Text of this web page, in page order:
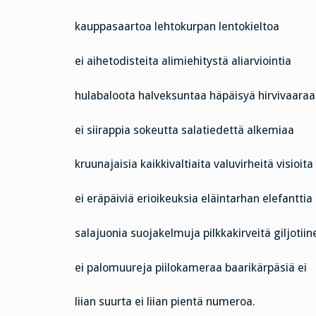
kauppasaartoa lehtokurpan lentokieltoa
ei aihetodisteita alimiehitystä aliarviointia
hulabaloota halveksuntaa häpäisyä hirvivaaraa
ei siirappia sokeutta salatiedettä alkemiaa
kruunajaisia kaikkivaltiaita valuvirheitä visioita
ei eräpäiviä erioikeuksia eläintarhan elefanttia
salajuonia suojakelmuja pilkkakirveitä
ei palomuureja piilokameraa baarikärpäsiä ei
liian suurta ei liian pientä numeroa.